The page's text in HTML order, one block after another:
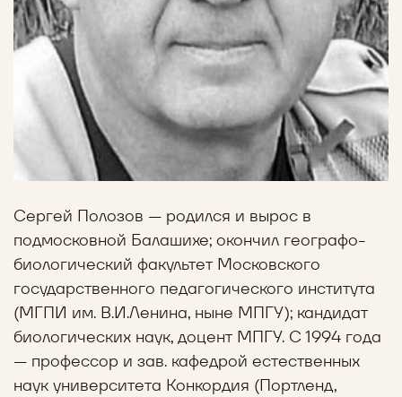
Сергей Полозов — родился и вырос в
подмосковной Балашихе; окончил географо-
биологический факультет Московского
государственного педагогического института
(МГПИ им. В.И.Ленина, ныне МПГУ); кандидат
биологических наук, доцент МПГУ. С 1994 года
— профессор и зав. кафедрой естественных
наук университета Конкордия (Портленд,